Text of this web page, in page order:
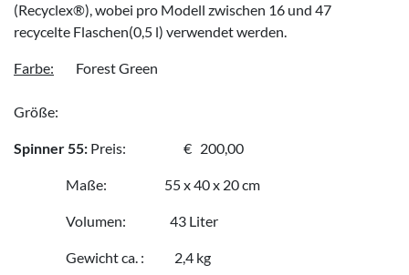
(Recyclex®), wobei pro Modell zwischen 16 und 47
recycelte Flaschen(0,5 l) verwendet werden.
Farbe: Forest Green
Größe:
Spinner 55: Preis: € 200,00
Maße: 55 x 40 x 20 cm
Volumen: 43 Liter
Gewicht ca. : 2,4 kg